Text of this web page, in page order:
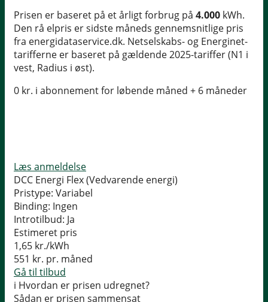
Prisen er baseret på et årligt forbrug på 4.000 kWh.
Den rå elpris er sidste måneds gennemsnitlige pris
fra energidataservice.dk. Netselskabs- og Energinet-
tarifferne er baseret på gældende 2025-tariffer (N1 i
vest, Radius i øst).
0 kr. i abonnement for løbende måned + 6 måneder
Læs anmeldelse
DCC Energi Flex (Vedvarende energi)
Pristype: Variabel
Binding: Ingen
Introtilbud: Ja
Estimeret pris
1,65 kr./kWh
551 kr. pr. måned
Gå til tilbud
i Hvordan er prisen udregnet?
Sådan er prisen sammensat